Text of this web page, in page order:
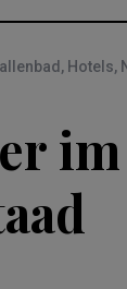
, Hotels,